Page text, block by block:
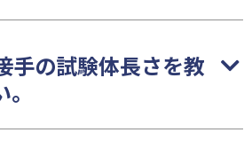
手の試験体長さを教